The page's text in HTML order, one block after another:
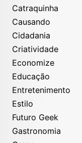
Catraquinha
Causando
Cidadania
Criatividade
Economize
Educação
Entretenimento
Estilo
Futuro Geek
Gastronomia